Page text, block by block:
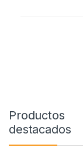
Productos
destacados